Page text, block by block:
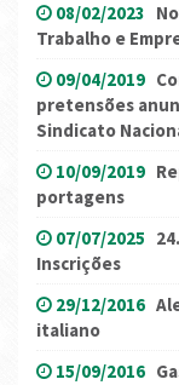
08/02/2023
Trabalho e
09/04/2019
pretensões
Sindicato
10/09/2019
portagens
07/07/2025
Inscrições
29/12/2016
italiano
15/09/2016